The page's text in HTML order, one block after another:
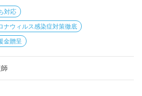
対応
ナウィルス感染症対策徹底
金贈呈